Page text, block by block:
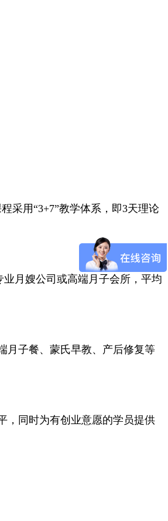
采用“3+7”教学体系，即3天理论
月嫂公司或高端月子会所，平均
子餐、蒙氏早教、产后修复等
同时为有创业意愿的学员提供